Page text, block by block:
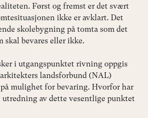
Først og fremst er det svært
ikke er avklart. Det
skolebygning på tomta som det
skal bevares eller ikke.
i utgangspunktet rivning oppgis
landsforbund (NAL)
mulighet for bevaring. Hvorfor har
av dette vesentlige punktet